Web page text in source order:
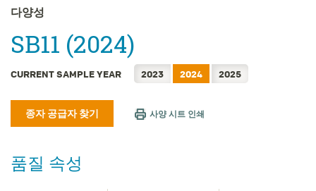
FRANÇAIS
简体中文
繁體中文
TIẾNG VIỆT
다양성
SB11 (2024)
CURRENT SAMPLE YEAR 2023 2024 2025
종자 공급자 찾기 사양 시트 인쇄
품질 속성